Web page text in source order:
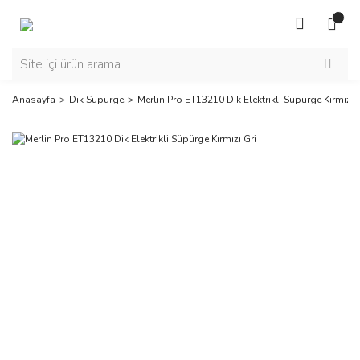
Anasayfa Dik Süpürge Merlin Pro ET13210 Dik Elektrikli Süpürge Kırmızı